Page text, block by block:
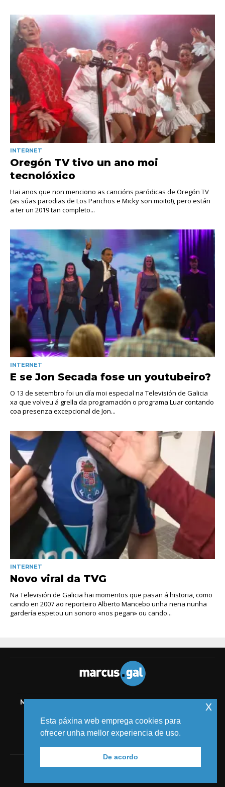
INTERNET
Oregón TV tivo un ano moi
tecnolóxico
Hai anos que non menciono as cancións paródicas de Oregón TV
(as súas parodias de Los Panchos e Micky son moito!), pero están
a ter un 2019 tan completo...
INTERNET
E se Jon Secada fose un youtubeiro?
O 13 de setembro foi un día moi especial na Televisión de Galicia
xa que volveu á grella da programación o programa Luar contando
coa presenza excepcional de Jon...
INTERNET
Novo viral da TVG
Na Televisión de Galicia hai momentos que pasan á historia, como
cando en 2007 ao reporteiro Alberto Mancebo unha nena nunha
gardería espetou un sonoro «nos pegan» ou cando...
MELIDE TIC AUDIOVISUAL COMICS
MEDIOS
EVENTOS
Esta páxina web emprega cookies para
ofrecer unha mellor experiencia de uso.
De acordo
x